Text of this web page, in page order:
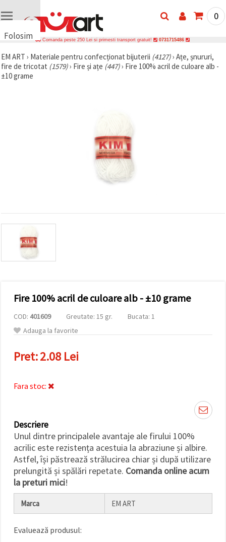
Folosim
uri
🍪 Folosim
cookie-uri
afișa
reclame
relevante,
analiză și
Puteți fi de
utilizați
urile făcând
toate!" Sau
să vă
selectând
un tip de
cookie -uri
dat și
făcând clic
pe butonul
"Salvați"
Аcceptati
toate!
Setări
0
Comanda peste 250 Lei si primesti transport gratuit! 0731715486
EM ART › Materiale pentru confecționat bijuterii (4127)› Ațe, șnururi,
fire de tricotat (1579)› Fire și ațe (447)› Fire 100% acril de culoare alb -
±10 grame
Fire 100% acril de culoare alb - ±10 grame
COD: 401609 Greutate: 15 gr.
Bucata: 1
Adauga la favorite
Pret:2.08 Lei
Fara stoc:
Descriere
Unul dintre principalele avantaje ale firului 100%
acrilic este rezistența acestuia la abraziune și albire.
Astfel, își păstrează strălucirea chiar și după utilizare
prelungită și spălări repetate. Comanda online acum
la preturi mici!
Marca EM ART
Evaluează produsul: